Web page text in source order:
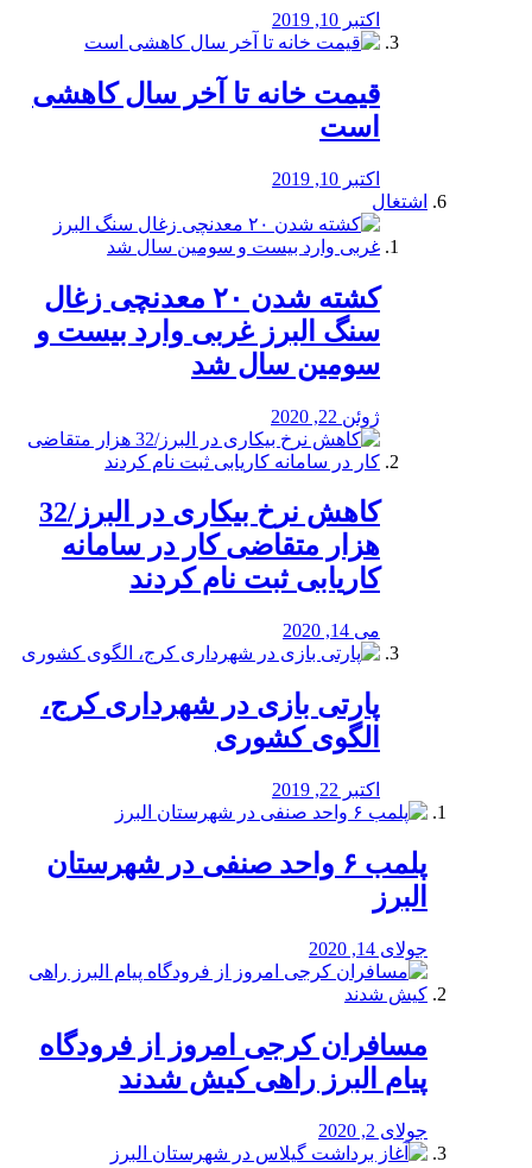
اکتبر 10, 2019
قیمت خانه تا آخر سال کاهشی
است
اکتبر 10, 2019
اشتغال
کشته شدن ۲۰ معدنچی زغال
سنگ البرز غربی وارد بیست و
سومین سال شد
ژوئن 22, 2020
کاهش نرخ بیکاری در البرز/32
هزار متقاضی کار در سامانه
کاریابی ثبت نام کردند
می 14, 2020
پارتی بازی در شهرداری کرج،
الگوی کشوری
اکتبر 22, 2019
پلمب ۶ واحد صنفی در شهرستان
البرز
جولای 14, 2020
مسافران کرجی امروز از فرودگاه
پیام البرز راهی کیش شدند
جولای 2, 2020